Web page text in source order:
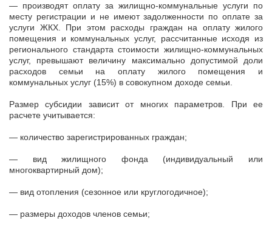
— производят оплату за жилищно-коммунальные услуги по
месту регистрации и не имеют задолженности по оплате за
услуги ЖКХ. При этом расходы граждан на оплату жилого
помещения и коммунальных услуг, рассчитанные исходя из
регионального стандарта стоимости жилищно-коммунальных
услуг, превышают величину максимально допустимой доли
расходов семьи на оплату жилого помещения и
коммунальных услуг (15%) в совокупном доходе семьи.
Размер субсидии зависит от многих параметров. При ее
расчете учитывается:
— количество зарегистрированных граждан;
— вид жилищного фонда (индивидуальный или
многоквартирный дом);
— вид отопления (сезонное или круглогодичное);
— размеры доходов членов семьи;